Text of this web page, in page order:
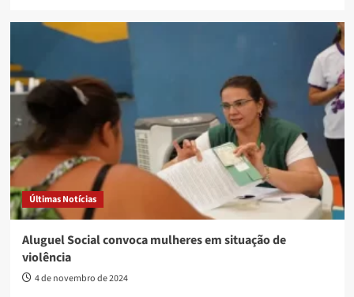
Últimas Notícias
Aluguel Social convoca mulheres em situação de
violência
4 de novembro de 2024